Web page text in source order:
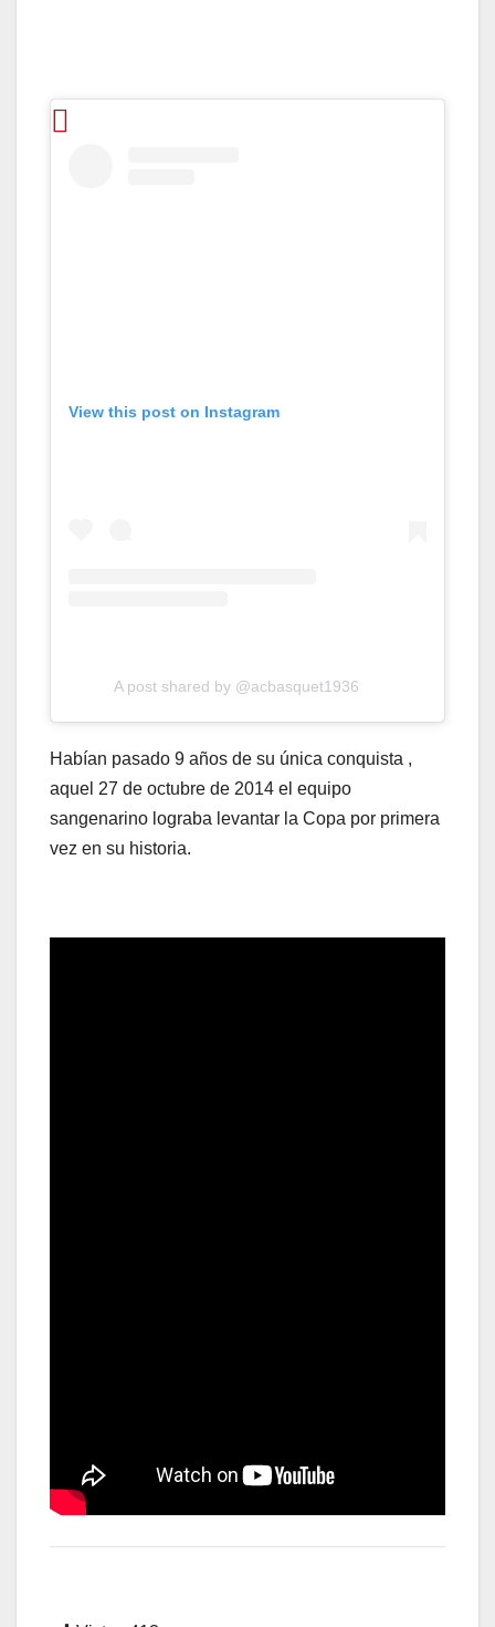
View this post on Instagram
A post shared by @acbasquet1936
Habían pasado 9 años de su única conquista ,
aquel 27 de octubre de 2014 el equipo
sangenarino lograba levantar la Copa por primera
vez en su historia.